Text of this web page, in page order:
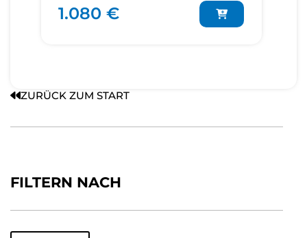
ZURÜCK ZUM START
FILTERN NACH
1.080 €